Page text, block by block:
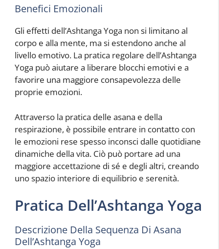
Benefici Emozionali
Gli effetti dell’Ashtanga Yoga non si limitano al
corpo e alla mente, ma si estendono anche al
livello emotivo. La pratica regolare dell’Ashtanga
Yoga può aiutare a liberare blocchi emotivi e a
favorire una maggiore consapevolezza delle
proprie emozioni.
Attraverso la pratica delle asana e della
respirazione, è possibile entrare in contatto con
le emozioni rese spesso inconsci dalle quotidiane
dinamiche della vita. Ciò può portare ad una
maggiore accettazione di sé e degli altri, creando
uno spazio interiore di equilibrio e serenità.
Pratica Dell’Ashtanga Yoga
Descrizione Della Sequenza Di Asana
Dell’Ashtanga Yoga